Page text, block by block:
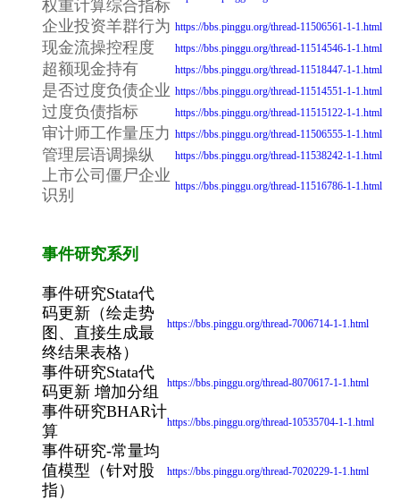
权重计算综合指标
企业投资羊群行为 https://bbs.pinggu.org/thread-11506561-1-1.html
现金流操控程度 https://bbs.pinggu.org/thread-11514546-1-1.html
超额现金持有 https://bbs.pinggu.org/thread-11518447-1-1.html
是否过度负债企业 https://bbs.pinggu.org/thread-11514551-1-1.html
过度负债指标 https://bbs.pinggu.org/thread-11515122-1-1.html
审计师工作量压力 https://bbs.pinggu.org/thread-11506555-1-1.html
管理层语调操纵 https://bbs.pinggu.org/thread-11538242-1-1.html
上市公司僵尸企业
识别
https://bbs.pinggu.org/thread-11516786-1-1.html
事件研究系列
事件研究Stata代
码更新（绘走势
图、直接生成最
终结果表格）
https://bbs.pinggu.org/thread-7006714-1-1.html
事件研究Stata代
码更新 增加分组
https://bbs.pinggu.org/thread-8070617-1-1.html
事件研究BHAR计
算
https://bbs.pinggu.org/thread-10535704-1-1.html
事件研究-常量均
值模型（针对股
指）
https://bbs.pinggu.org/thread-7020229-1-1.html